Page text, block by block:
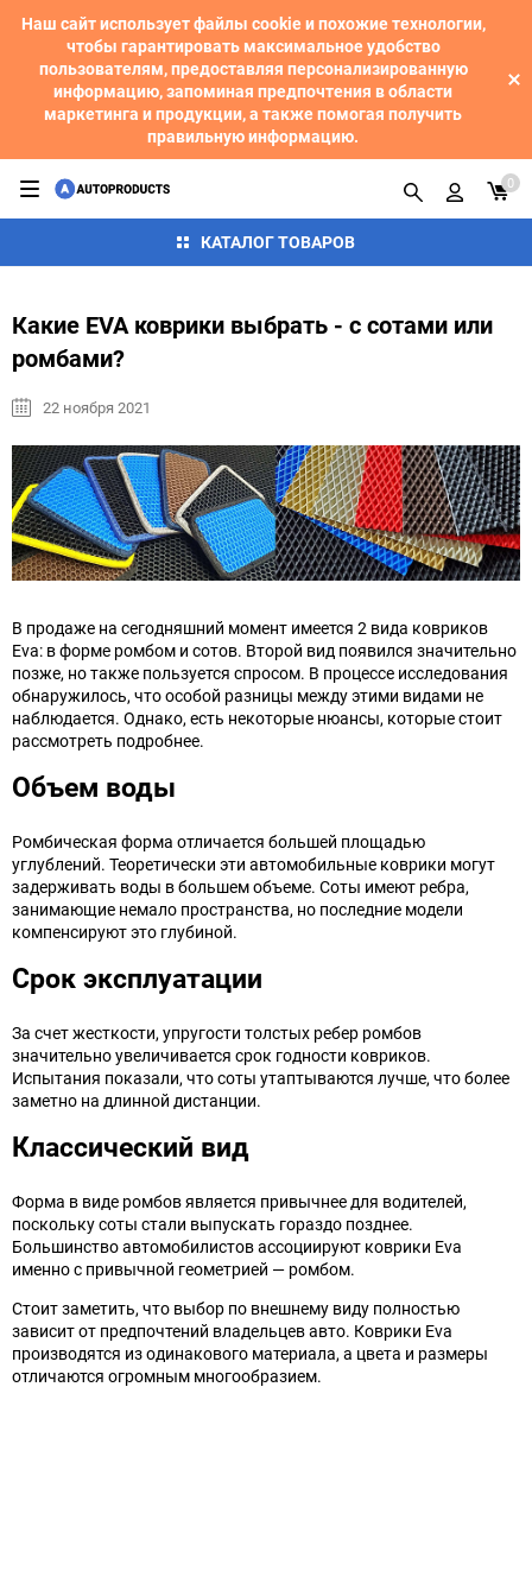
Наш сайт использует файлы cookie и похожие технологии,
чтобы гарантировать максимальное удобство
пользователям, предоставляя персонализированную
информацию, запоминая предпочтения в области
маркетинга и продукции, а также помогая получить
правильную информацию.
КАТАЛОГ ТОВАРОВ
0
Какие EVA коврики выбрать - с сотами или
ромбами?
22 ноября 2021
В продаже на сегодняшний момент имеется 2 вида ковриков
Eva: в форме ромбом и сотов. Второй вид появился значительно
позже, но также пользуется спросом. В процессе исследования
обнаружилось, что особой разницы между этими видами не
наблюдается. Однако, есть некоторые нюансы, которые стоит
рассмотреть подробнее.
Объем воды
Ромбическая форма отличается большей площадью
углублений. Теоретически эти автомобильные коврики могут
задерживать воды в большем объеме. Соты имеют ребра,
занимающие немало пространства, но последние модели
компенсируют это глубиной.
Срок эксплуатации
За счет жесткости, упругости толстых ребер ромбов
значительно увеличивается срок годности ковриков.
Испытания показали, что соты утаптываются лучше, что более
заметно на длинной дистанции.
Классический вид
Форма в виде ромбов является привычнее для водителей,
поскольку соты стали выпускать гораздо позднее.
Большинство автомобилистов ассоциируют коврики Eva
именно с привычной геометрией — ромбом.
Стоит заметить, что выбор по внешнему виду полностью
зависит от предпочтений владельцев авто. Коврики Eva
производятся из одинакового материала, а цвета и размеры
отличаются огромным многообразием.